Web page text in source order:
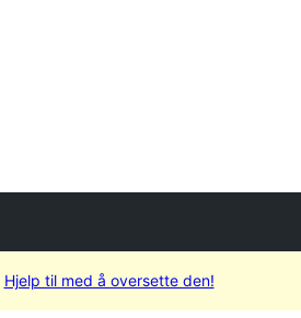
Hjelp til med å oversette den!